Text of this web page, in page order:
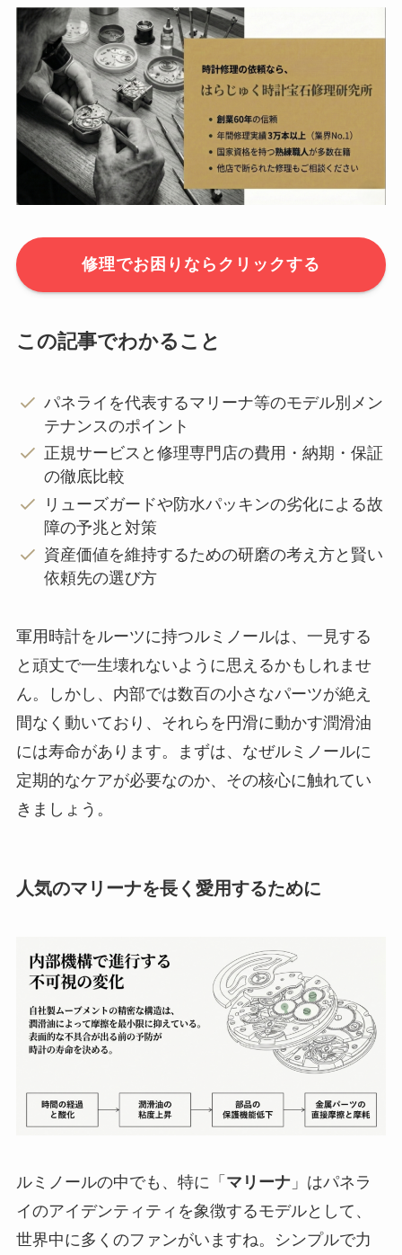
修理でお困りならクリックする
この記事でわかること
パネライを代表するマリーナ等のモデル別メン
テナンスのポイント
正規サービスと修理専門店の費用・納期・保証
の徹底比較
リューズガードや防水パッキンの劣化による故
障の予兆と対策
資産価値を維持するための研磨の考え方と賢い
依頼先の選び方
軍用時計をルーツに持つルミノールは、一見する
と頑丈で一生壊れないように思えるかもしれませ
ん。しかし、内部では数百の小さなパーツが絶え
間なく動いており、それらを円滑に動かす潤滑油
には寿命があります。まずは、なぜルミノールに
定期的なケアが必要なのか、その核心に触れてい
きましょう。
人気のマリーナを長く愛用するために
ルミノールの中でも、特に「 マリーナ」はパネラ
イのアイデンティティを象徴するモデルとして、
世界中に多くのファンがいますね。シンプルで力